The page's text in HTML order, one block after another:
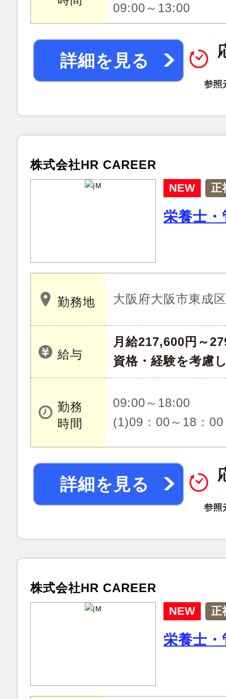
09:00～13:00
詳細を見る
株式会社HR CAREER
NEW 正
栄養士
勤務地 大阪府大阪市東成
給与
月給217,600円～
資格・経験を考慮
勤務
時間
09:00～18:00
(1)09：00～18：00
詳細を見る
株式会社HR CAREER
NEW 正
栄養士